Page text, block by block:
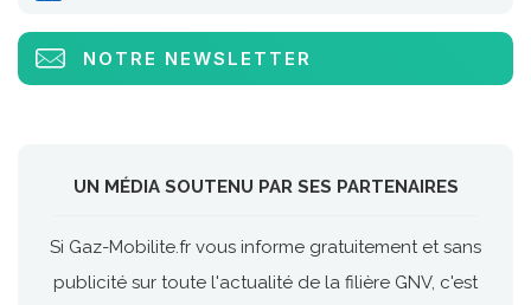
NOTRE NEWSLETTER
UN MÉDIA SOUTENU PAR SES PARTENAIRES
Si Gaz-Mobilite.fr vous informe gratuitement et sans
publicité sur toute l'actualité de la filière GNV, c'est